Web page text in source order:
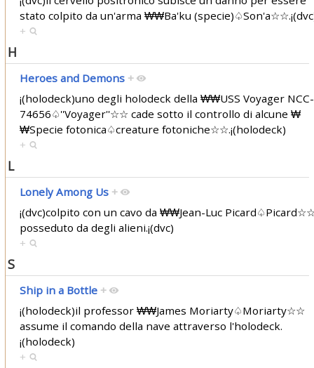
stato colpito da un'arma ₩₩Ba'ku
+
H
Heroes and Demons +
¡(holodeck)uno degli holodeck della ₩₩USS Voyager NCC-
74656♤''Voyager''☆☆ cade sotto il controllo di alcune ₩
₩Specie fotonica♤creature fotoniche☆☆.¡(holodeck)
+
L
Lonely Among Us +
¡(dvc)colpito con un cavo da ₩₩Jean-Luc
posseduto da degli alieni.¡(dvc)
+
S
Ship in a Bottle +
¡(holodeck)il professor ₩₩James Moriarty♤Moriarty☆☆
assume il comando della nave attraverso l'holodeck.
¡(holodeck)
+